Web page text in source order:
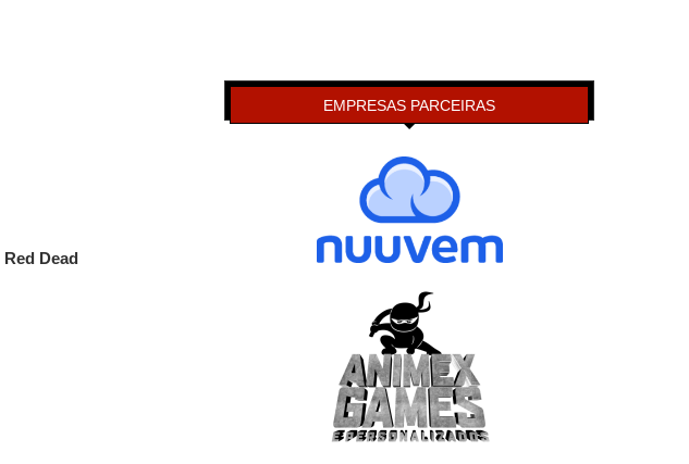
Red Dead
EMPRESAS PARCEIRAS